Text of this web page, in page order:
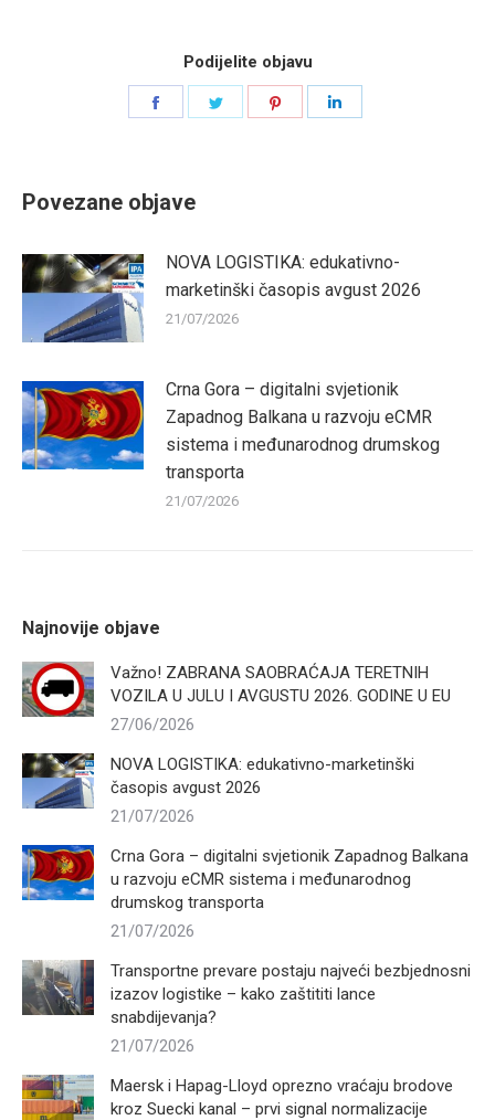
Podijelite objavu
Povezane objave
NOVA LOGISTIKA: edukativno-
marketinški časopis avgust 2026
21/07/2026
Crna Gora – digitalni svjetionik
Zapadnog Balkana u razvoju eCMR
sistema i međunarodnog drumskog
transporta
21/07/2026
Najnovije objave
Važno! ZABRANA SAOBRAĆAJA TERETNIH
VOZILA U JULU I AVGUSTU 2026. GODINE U EU
27/06/2026
NOVA LOGISTIKA: edukativno-marketinški
časopis avgust 2026
21/07/2026
Crna Gora – digitalni svjetionik Zapadnog Balkana
u razvoju eCMR sistema i međunarodnog
drumskog transporta
21/07/2026
Transportne prevare postaju najveći bezbjednosni
izazov logistike – kako zaštititi lance
snabdijevanja?
21/07/2026
Maersk i Hapag-Lloyd oprezno vraćaju brodove
kroz Suecki kanal – prvi signal normalizacije